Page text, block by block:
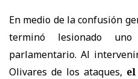
En medio de la confusión
terminó lesionado
parlamentario. Al
Olivares de los ataques,